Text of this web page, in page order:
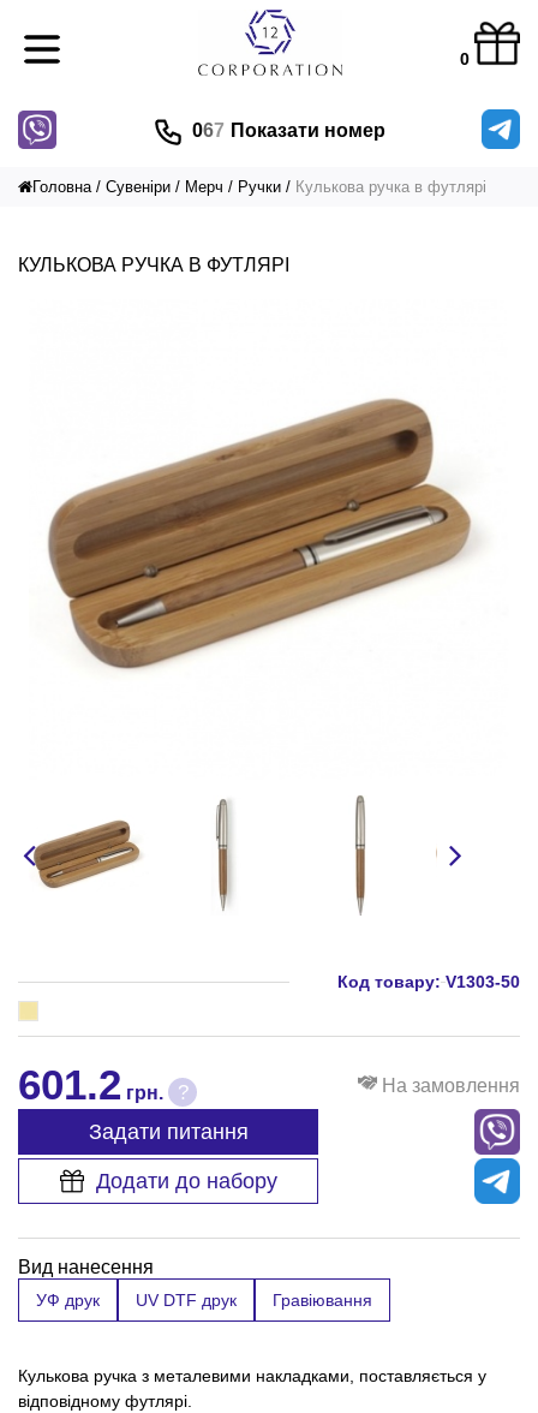
0
067 Показати номер
Головна Сувеніри Мерч Ручки Кулькова ручка в футлярі
КУЛЬКОВА РУЧКА В ФУТЛЯРІ
Код товару: V1303-50
601.2 грн. ? На замовлення
Задати питання
Додати до набору
Вид нанесення
УФ друк UV DTF друк Гравіювання
Кулькова ручка з металевими накладками, поставляється у
відповідному футлярі.